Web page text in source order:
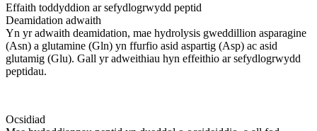
Effaith toddyddion ar sefydlogrwydd peptid
Deamidation adwaith
Yn yr adwaith deamidation, mae hydrolysis gweddillion asparagine
(Asn) a glutamine (Gln) yn ffurfio asid aspartig (Asp) ac asid
glutamig (Glu). Gall yr adweithiau hyn effeithio ar sefydlogrwydd
peptidau.
Ocsidiad